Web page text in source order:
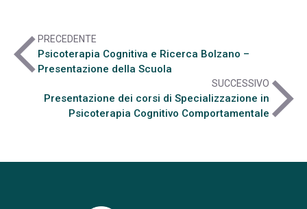
arrow_back_iosPRECEDENTE
Psicoterapia Cognitiva e Ricerca Bolzano –
Presentazione della Scuola
SUCCESSIVO
Presentazione dei corsi di Specializzazione in
Psicoterapia Cognitivo Comportamentalearrow_forward_ios